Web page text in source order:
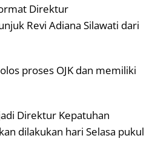
Direktur
Revi Adiana Silawati dari
proses OJK dan memiliki
Direktur Kepatuhan
dilakukan hari Selasa pukul